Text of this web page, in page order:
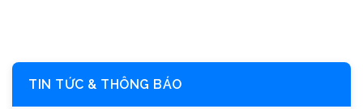
TIN TỨC & THÔNG BÁO